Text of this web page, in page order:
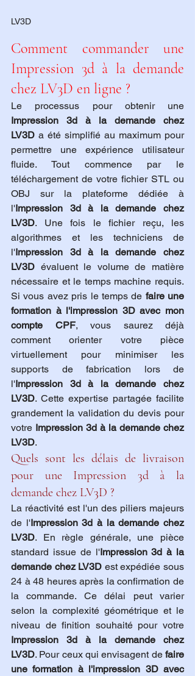
LV3D
Comment commander une
Impression 3d à la demande
chez LV3D en ligne ?
Impression 3d à la demande chez
LV3D a été simplifié au maximum pour
permettre une expérience utilisateur
fluide. Tout commence par le
téléchargement de votre fichier STL ou
OBJ sur la plateforme dédiée à
l'Impression 3d à la demande chez
LV3D. Une fois le fichier reçu, les
algorithmes et les techniciens de
l'Impression 3d à la demande chez
LV3D évaluent le volume de matière
nécessaire et le temps machine requis.
Si vous avez pris le temps de faire une
formation à l'impression 3D avec mon
compte CPF, vous saurez déjà
comment orienter votre pièce
virtuellement pour minimiser les
supports de fabrication lors de
l'Impression 3d à la demande chez
LV3D. Cette expertise partagée facilite
grandement la validation du devis pour
votre Impression 3d à la demande chez
LV3D.
Quels sont les délais de livraison
pour une Impression 3d à la
demande chez LV3D ?
La réactivité est l'un des piliers majeurs
de l'Impression 3d à la demande chez
LV3D. En règle générale, une pièce
standard issue de l'Impression 3d à la
demande chez LV3D est expédiée sous
24 à 48 heures après la confirmation de
la commande. Ce délai peut varier
selon la complexité géométrique et le
Impression 3d à la demande chez
LV3D. Pour ceux qui envisagent de faire
une formation à l'impression 3D avec